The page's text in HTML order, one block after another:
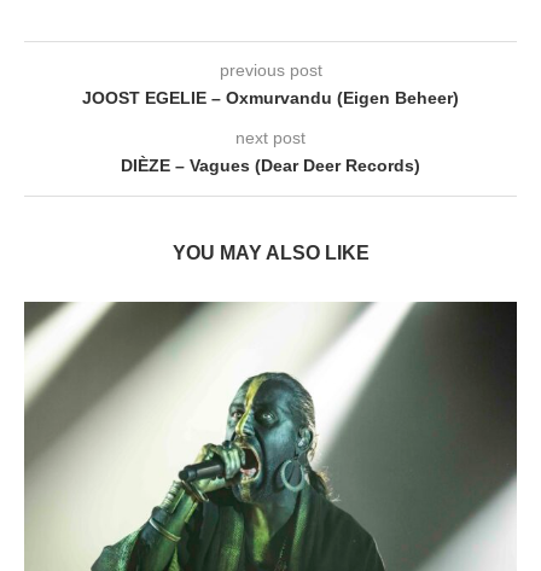
previous post
JOOST EGELIE – Oxmurvandu (Eigen Beheer)
next post
DIÈZE – Vagues (Dear Deer Records)
YOU MAY ALSO LIKE